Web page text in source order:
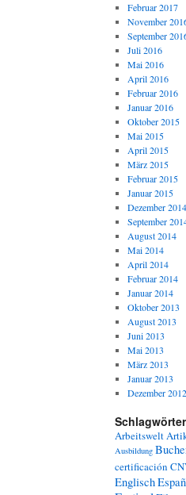
Februar 2017
November
September
Juli 2016
Mai 2016
April 2016
Februar 2016
Januar 2016
Oktober 2015
Mai 2015
April 2015
März 2015
Februar 2015
Januar 2015
Dezember 2014
September
August 2014
Mai 2014
April 2014
Februar 2014
Januar 2014
Oktober 2013
August 2013
Juni 2013
Mai 2013
März 2013
Januar 2013
Dezember 2012
Schlagwörter
Arbeitswelt
Ausbildung
certificación
Englisch